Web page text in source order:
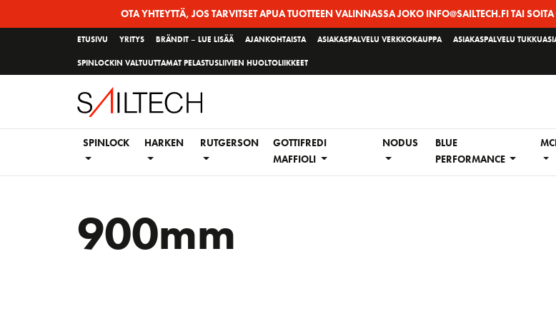
OTA YHTEYTTÄ, JOS TARVITSET APUA TUOTTEEN VALINNASSA JOKO INFO@SAILTECH.FI TAI
ETUSIVU YRITYS BRÄNDIT – LUE LISÄÄ AJANKOHTAISTA ASIAKASPALVELU VERKKOKAUPPA ASIAKASPALVELU
SPINLOCKIN VALTUUTTAMAT PELASTUSLIIVIEN HUOLTOLIIKKEET
SPINLOCK HARKEN RUTGERSON
GOTTIFREDI
MAFFIOLI
NODUS
BLUE
PERFORMANCE
900mm